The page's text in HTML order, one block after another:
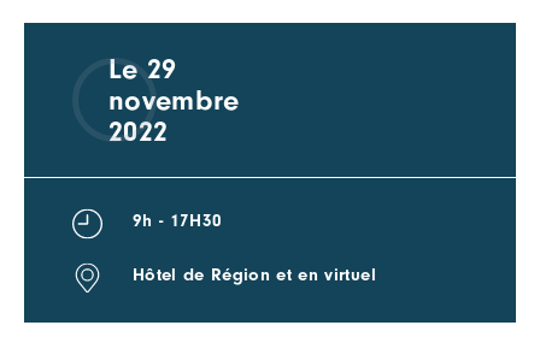
Le 29
novembre
2022
9h - 17H30
Hôtel de Région et en virtuel